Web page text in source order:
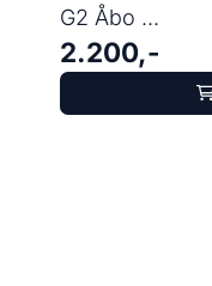
G2 Åbo ...
2.200,-